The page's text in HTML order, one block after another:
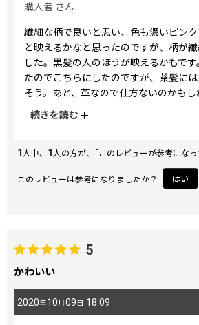
購入者 さん
繊細な柄で良いと思い、色も濃いピン
と映えるかなと思ったのですが、柄が
した。黒髪の人のほうが映えるかもで
たのでこちらにしたのですが、茶髪に
そう。あと、革なので仕方ないのかも
らパッと見ても分かるほどイビツな形に
返品交換もめんどうだし、着けてしま
するものなので、しっかり検品したもの
続きを読む
1 人中、 1 人の方が、｢このレビューが参考になっ
このレビューは参考になりましたか？ はい
5
かわいい
2020年10月09日 18:09